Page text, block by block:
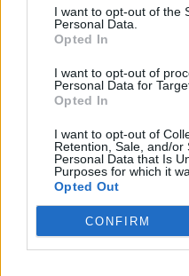
I want to opt-out of the
Personal Data.
Opted In
I want to opt-out of
Personal Data for
Opted In
I want to opt-out of
Retention, Sale, and/or
Personal Data that Is
Purposes for which it
Opted Out
CONFIRM